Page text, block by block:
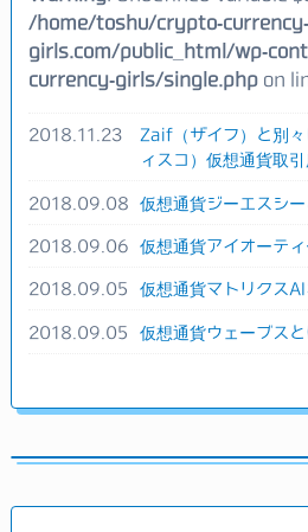
/home/toshu/crypto-currency-
girls.com/public_html/wp-
currency-girls/single.php on
2018.11.23
Zaif（ザイフ）と別
ィスコ）仮想通貨取
2018.09.08 仮想通貨ジーエスシー
2018.09.06 仮想通貨アイオーテ
2018.09.05 仮想通貨マトリクス
2018.09.05 仮想通貨ウェーブスと